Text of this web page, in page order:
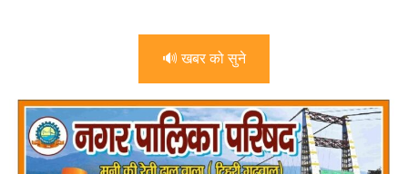
🔊 खबर को सुने